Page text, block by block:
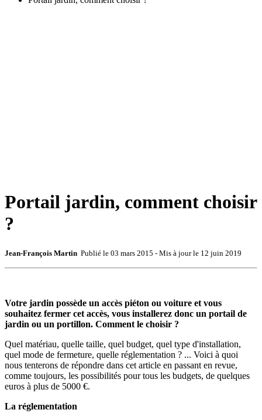
Portail jardin, comment choisir
?
Jean-François Martin Publié le 03 mars 2015 - Mis à jour le 12 juin 2019
Votre jardin possède un accès piéton ou voiture et vous
souhaitez fermer cet accès, vous installerez donc un portail de
jardin ou un portillon. Comment le choisir ?
Quel matériau, quelle taille, quel budget, quel type d'installation,
quel mode de fermeture, quelle réglementation ? ... Voici à quoi
nous tenterons de répondre dans cet article en passant en revue,
comme toujours, les possibilités pour tous les budgets, de quelques
euros à plus de 5000 €.
La réglementation